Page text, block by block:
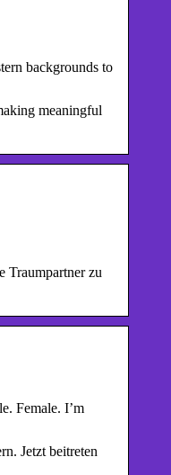
backgrounds to
meaningful
Traumpartner zu
Female. I’m
Jetzt beitreten